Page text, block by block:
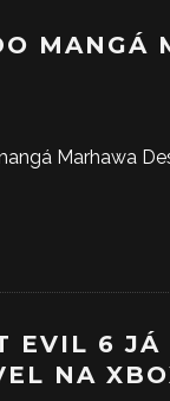
MANGÁ
Marhawa
EVIL 6 JÁ
NA